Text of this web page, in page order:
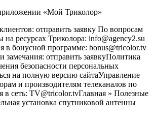
«Мой Триколор»
отправить заявку По вопросам
ресурсах Триколора: info@agency2.su
в бонусной программе: bonus@tricolor.tv
отправить заявкуПолитика
безопасности персональных
на полную версию сайтаУправление
и производителям телеканалов по
в сеть: TV@tricolor.tvГлавная » Полезные
установка спутниковой антенны